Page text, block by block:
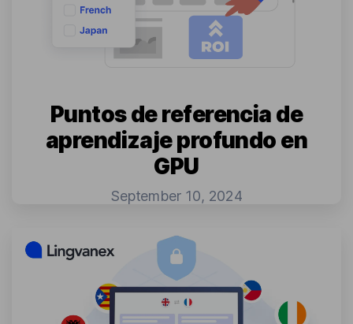
Puntos de referencia de
aprendizaje profundo en
GPU
September 10, 2024